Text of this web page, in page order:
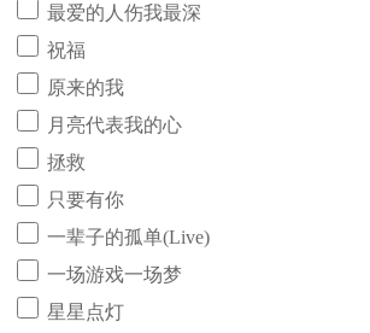
最爱的人伤我最深
祝福
原来的我
月亮代表我的心
拯救
只要有你
一辈子的孤单(Live)
一场游戏一场梦
星星点灯